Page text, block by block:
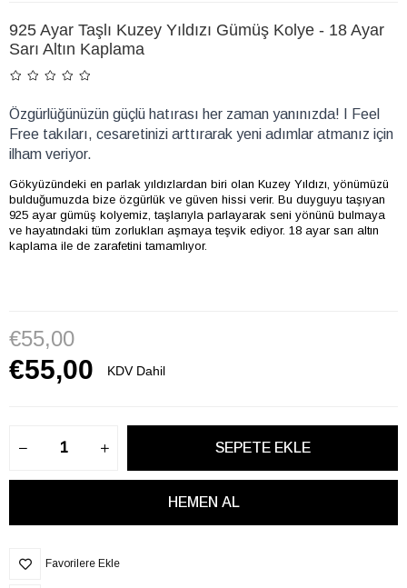
925 Ayar Taşlı Kuzey Yıldızı Gümüş Kolye - 18 Ayar
Sarı Altın Kaplama
Özgürlüğünüzün güçlü hatırası her zaman yanınızda! I Feel
Free takıları, cesaretinizi arttırarak yeni adımlar atmanız için
ilham veriyor.
Gökyüzündeki en parlak yıldızlardan biri olan Kuzey Yıldızı, yönümüzü
bulduğumuzda bize özgürlük ve güven hissi verir. Bu duyguyu taşıyan
925 ayar gümüş kolyemiz, taşlarıyla parlayarak seni yönünü bulmaya
ve hayatındaki tüm zorlukları aşmaya teşvik ediyor. 18 ayar sarı altın
kaplama ile de zarafetini tamamlıyor.
€55,00
KDV Dahil
€55,00
Favorilere Ekle